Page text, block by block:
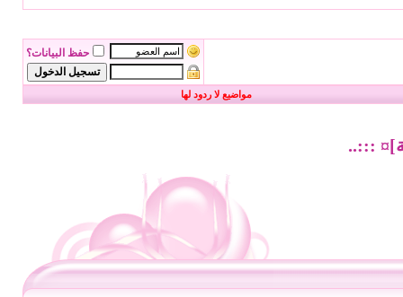
حفظ البيانات؟
مواضيع لا ردود لها
:::..